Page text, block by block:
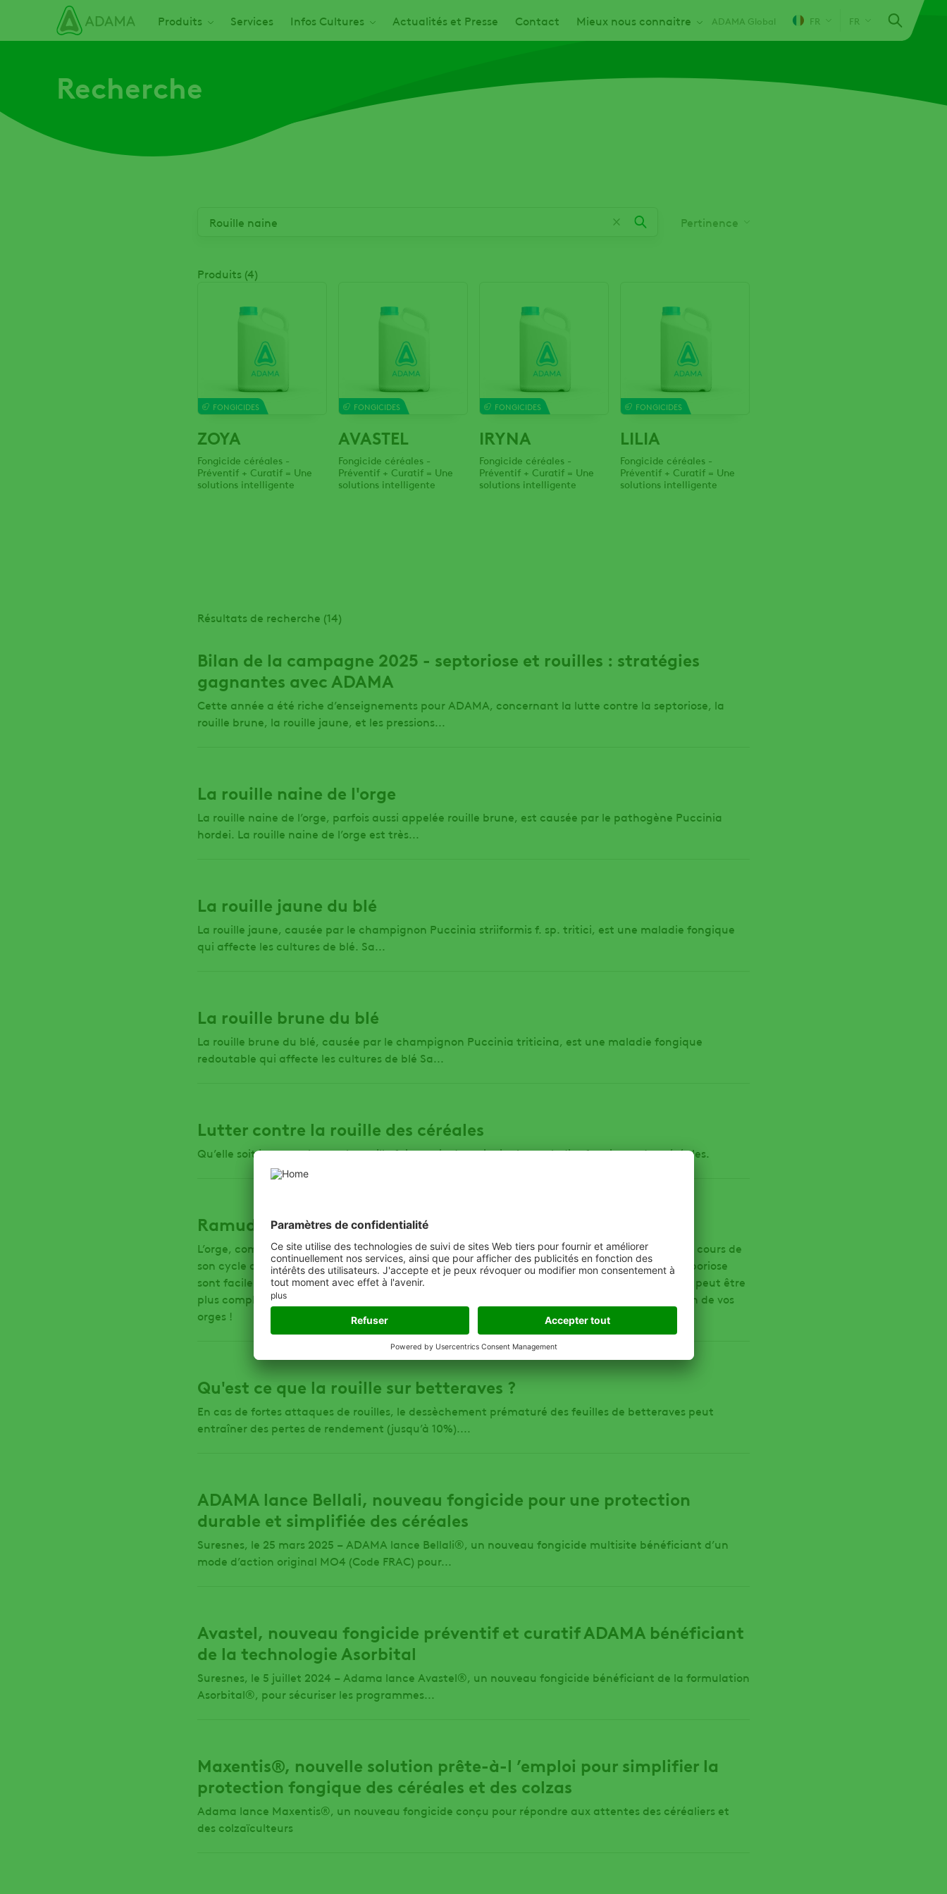
contenu
Main navigation
Produits Services Infos Cultures Actualités et Presse Contact Mieux nous connaitre ADAMA Global FR FR
Recherche
Pertinence
Produits (4)
FONGICIDES
ZOYA
Fongicide céréales -
Préventif + Curatif = Une
solutions intelligente
FONGICIDES
AVASTEL
Fongicide céréales -
Préventif + Curatif = Une
solutions intelligente
FONGICIDES
IRYNA
Fongicide céréales -
Préventif + Curatif = Une
solutions intelligente
FONGICIDES
LILIA
Fongicide céréales -
Préventif + Curatif = Une
solutions intelligente
Résultats de recherche (14)
Bilan de la campagne 2025 - septoriose et rouilles : stratégies
gagnantes avec ADAMA
Cette année a été riche d’enseignements pour ADAMA, concernant la lutte contre la septoriose, la
rouille brune, la rouille jaune, et les pressions...
La rouille naine de l'orge
La rouille naine de l’orge, parfois aussi appelée rouille brune, est causée par le pathogène Puccinia
hordei. La rouille naine de l’orge est très...
La rouille jaune du blé
La rouille jaune, causée par le champignon Puccinia striiformis f. sp. tritici, est une maladie fongique
qui affecte les cultures de blé. Sa...
La rouille brune du blé
La rouille brune du blé, causée par le champignon Puccinia triticina, est une maladie fongique
redoutable qui affecte les cultures de blé Sa...
Lutter contre la rouille des céréales
Qu’elle soit jaune ou brune, la rouille fait partie des principales maladies fongiques des céréales.
Ramudetect
L’orge, comme toutes les cultures, est sujette au développement de nombreuses maladies au cours de
son cycle de développement. Si certaines d’entre elles comme la rouille naine ou la rhynchosporiose
sont facilement identifiables avec les symptômes visibles sur les feuilles, cette détermination peut être
plus compliquée pour d’autres maladies. ADAMA France vous accompagne dans la protection de vos
orges !
Qu'est ce que la rouille sur betteraves ?
En cas de fortes attaques de rouilles, le dessèchement prématuré des feuilles de betteraves peut
entraîner des pertes de rendement (jusqu’à 10%)....
ADAMA lance Bellali, nouveau fongicide pour une protection
durable et simplifiée des céréales
Suresnes, le 25 mars 2025 – ADAMA lance Bellali®, un nouveau fongicide multisite bénéficiant d’un
mode d’action original MO4 (Code FRAC) pour...
Avastel, nouveau fongicide préventif et curatif ADAMA bénéficiant
de la technologie Asorbital
Suresnes, le 5 juillet 2024 – Adama lance Avastel®, un nouveau fongicide bénéficiant de la formulation
Asorbital®, pour sécuriser les programmes...
Maxentis®, nouvelle solution prête-à-l ’emploi pour simplifier la
protection fongique des céréales et des colzas
Adama lance Maxentis®, un nouveau fongicide conçu pour répondre aux attentes des céréaliers et
des colzaïculteurs